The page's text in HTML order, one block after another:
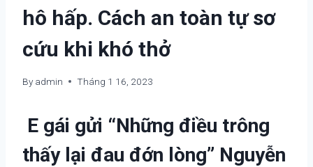
hô hấp. Cách an toàn tự sơ
cứu khi khó thở
By admin Tháng 1 16, 2023
E gái gửi “Những điều trông
thấy lại đau đớn lòng” Nguyễn